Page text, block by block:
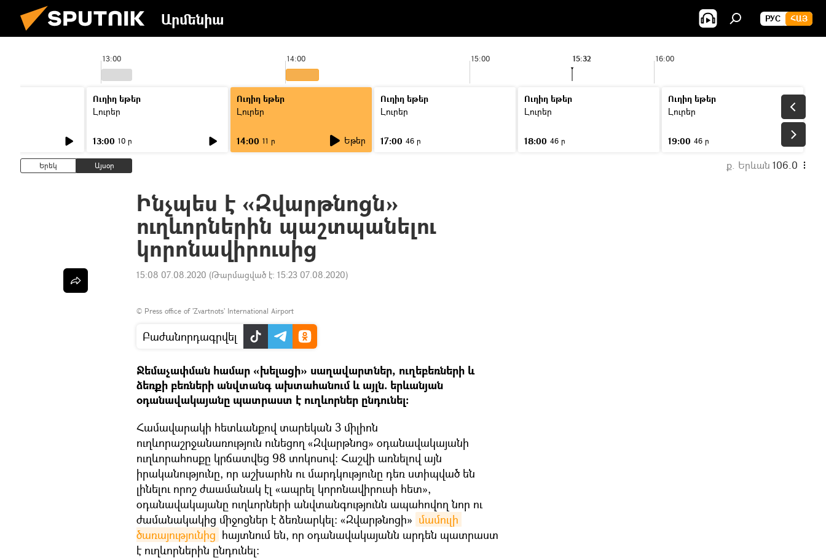
Արմենիա РУС ՀԱՅ
13:00 14:00 15:00 16:00
15:32
Ուղիղ եթեր
Լուրեր
13:00 10 ր
Ուղիղ եթեր
Լուրեր
14:00 11 ր Եթեր
Ուղիղ եթեր
Լուրեր
17:00 46 ր
Ուղիղ եթեր
Լուրեր
18:00 46 ր
Ուղիղ եթեր
Լուրեր
19:00 46 ր
Երեկ Այսօր ք. Երևան 106.0
Ինչպես է «Զվարթնոցն»
ուղևորներին պաշտպանելու
կորոնավիրուսից
15:08 07.08.2020 (Թարմացված է: 15:23 07.08.2020)
© Press office of 'Zvartnots' International Airport
Բաժանորդագրվել
Ջեմաչափման համար «խելացի» սաղավարտներ, ուղեբեռների և
ձեռքի բեռների անվտանգ ախտահանում և այլն. երևանյան
օդանավակայանը պատրաստ է ուղևորներ ընդունել։
Համավարակի հետևանքով տարեկան 3 միլիոն
ուղևորաշրջանառություն ունեցող «Զվարթնոց» օդանավակայանի
ուղևորահոսքը կրճատվեց 98 տոկոսով։ Հաշվի առնելով այն
իրականությունը, որ աշխարհն ու մարդկությունը դեռ ստիպված են
լինելու որոշ ժաամանակ էլ «ապրել կորոնավիրուսի հետ»,
օդանավակայանը ուղևորների անվտանգությունն ապահովող նոր ու
ժամանակակից միջոցներ է ձեռնարկել։ «Զվարթնոցի» մամուլի
ծառայությունից հայտնում են, որ օդանավակայանն արդեն պատրաստ
է ուղևորներին ընդունել։